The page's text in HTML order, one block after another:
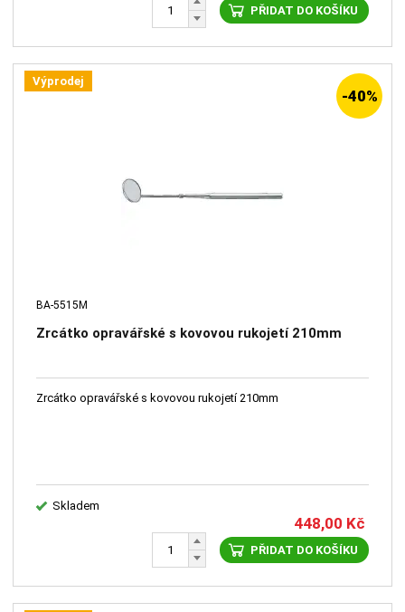
PŘIDAT DO KOŠÍKU
Výprodej
-40%
BA-5515M
Zrcátko opravářské s kovovou rukojetí 210mm
Zrcátko opravářské s kovovou rukojetí 210mm
Skladem
448,00 Kč
PŘIDAT DO KOŠÍKU